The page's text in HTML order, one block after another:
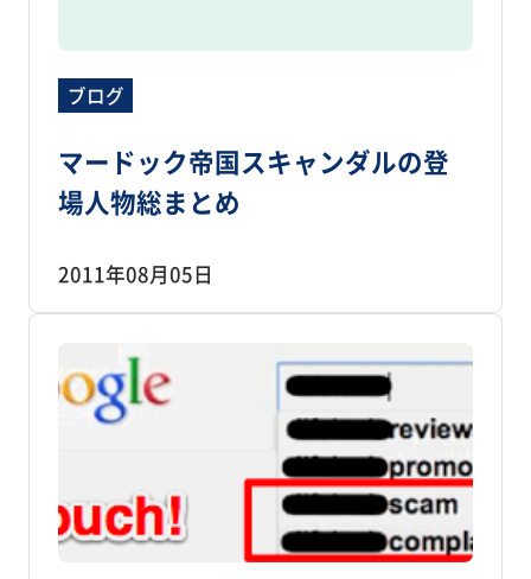
ブログ
マードック帝国スキャンダルの登
場人物総まとめ
2011年08月05日